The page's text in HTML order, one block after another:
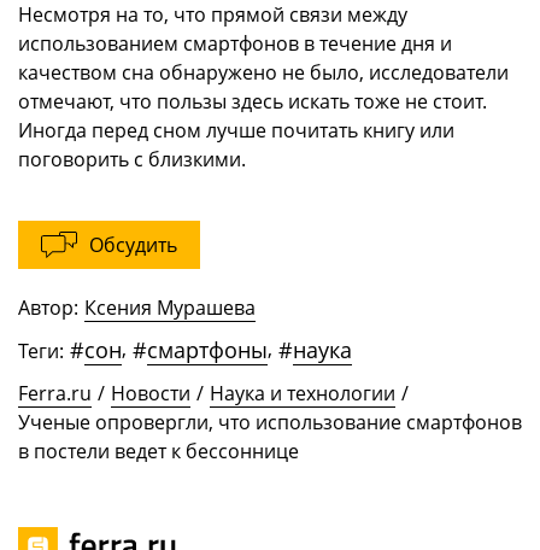
Несмотря на то, что прямой связи между
использованием смартфонов в течение дня и
качеством сна обнаружено не было, исследователи
отмечают, что пользы здесь искать тоже не стоит.
Иногда перед сном лучше почитать книгу или
поговорить с близкими.
Обсудить
Автор: Ксения Мурашева
Теги: #сон, #смартфоны, #наука
Ferra.ru / Новости / Наука и технологии /
Ученые опровергли, что использование смартфонов
в постели ведет к бессоннице